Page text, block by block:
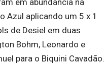
em abundância na
Azul aplicando um 5 x 1
de Desiel em duas
Bohm, Leonardo e
para o Biquini Cavadão.